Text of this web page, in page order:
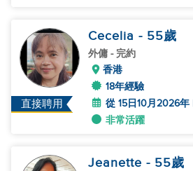
直接聘用
Cecelia - 55歲
外傭 - 完約
香港
18年經驗
從 15日10月2026年
非常活躍
Jeanette - 55歲